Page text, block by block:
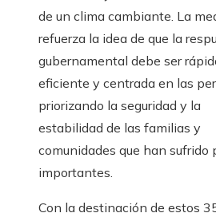
de un clima cambiante. La
refuerza la idea de que la
gubernamental debe ser
eficiente y centrada en las
priorizando la seguridad y la
estabilidad de las familias y
comunidades que han sufrido
importantes.
Con la destinación de estos